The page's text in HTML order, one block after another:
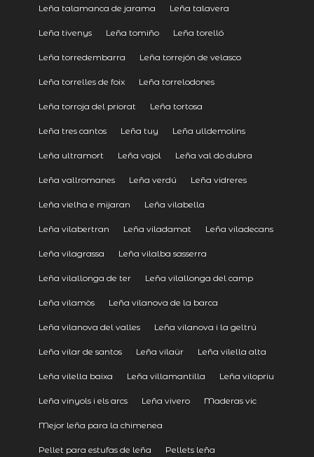
Leña talamanca de jarama Leña talavera
Leña tivenys Leña tomiño Leña torelló
Leña torredembarra Leña torrejón de velasco
Leña torrelles de foix Leña torrelodones
Leña torroja del priorat Leña tortosa
Leña tres cantos Leña tuy Leña ulldemolins
Leña ultramort Leña vajol Leña val do dubra
Leña vallromanes Leña verdú Leña vidreres
Leña vielha e mijaran Leña vilabella
Leña vilabertran Leña viladamat Leña viladecans
Leña vilagrassa Leña vilalba sasserra
Leña vilallonga de ter Leña vilallonga del camp
Leña vilamòs Leña vilanova de la barca
Leña vilanova del valles Leña vilanova i la geltrú
Leña vilar de santos Leña vilaür Leña vilella alta
Leña vilella baixa Leña villamantilla Leña vilopriu
Leña vinyols i els arcs Leña vivero Maderas vic
Mejor leña para la chimenea
Pellet para estufas de leña Pellets leña